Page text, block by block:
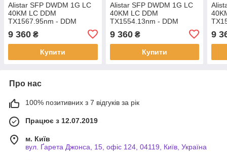
Alistar SFP DWDM 1G LC
40KM LC DDM
TX1567.95nm - DDM
9 360 ₴
Купити
Alistar SFP DWDM 1G LC
40KM LC DDM
TX1554.13nm - DDM
9 360₴
Купити
9
Про нас
100% позитивних з 7 відгуків за рік
Працює з 12.07.2019
м. Київ
вул. Ґарета Джонса, 15, офіс 124, 04119, Київ, Україна